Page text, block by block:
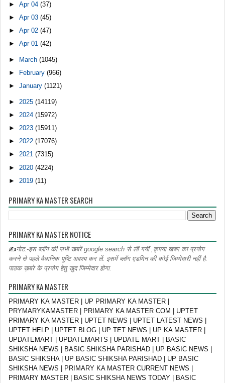
►Apr 04(37)
►Apr 03(45)
►Apr 02(47)
►Apr 01(42)
► March(1045)
►
February(966)
►January(1121)
► 2025(14119)
► 2024(15972)
► 2023(15911)
►2022(17076)
►2021(7315)
► 2020(4224)
► 2019(11)
PRIMARY KA MASTER SEARCH
PRIMARY KA MASTER NOTICE
✍नोट:-इस ब्लॉग की सभी खबरें google search से लीं गयीं ,कृपया खबर का प्रयोग
करने से पहले वैधानिक पुष्टि अवश्य कर लें. इसमें ब्लॉग एडमिन की कोई जिम्मेदारी नहीं है.
पाठक ख़बरे के प्रयोग हेतु खुद जिम्मेदार होगा.
PRIMARY KA MASTER
PRIMARY KA MASTER | UP PRIMARY KA MASTER |
PRYMARYKAMASTER | PRIMARY KA MASTER COM | UPTET
PRIMARY KA MASTER | UPTET NEWS | UPTET LATEST NEWS |
UPTET HELP | UPTET BLOG | UP TET NEWS | UP KA MASTER |
UPDATEMART | UPDATEMARTS | UPDATE MART | BASIC
SHIKSHA NEWS | BASIC SHIKSHA PARISHAD | UP BASIC NEWS |
BASIC SHIKSHA | UP BASIC SHIKSHA PARISHAD | UP BASIC
SHIKSHA NEWS | PRIMARY KA MASTER CURRENT NEWS |
PRIMARY MASTER | BASIC SHIKSHA NEWS TODAY | BASIC